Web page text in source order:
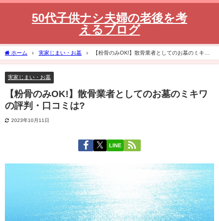
50代子供ナシ夫婦の老後を考
えるブログ
ホーム 実家じまい・お墓
【粉骨のみOK!】散骨業者としてのお墓のミキワ
の評判・口コミは?
実家じまい・お墓
【粉骨のみOK!】散骨業者としてのお墓のミキワ
の評判・口コミは?
2023年10月11日
LINE